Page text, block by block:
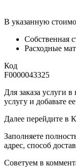
В указанную
Собственная
Расходные
Код
F0000043325
Для заказа услуги
услугу и добавьте
Далее перейдите в
​​​​​​​Заполняете
адрес, способ
​​​​​​​Советуем в